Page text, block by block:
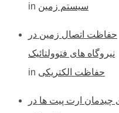
in سیستم زمین
حفاظت اتصال زمین در
نیروگاه های فتوولتائیک
in حفاظت الکتریکی
چیدمان ارت پیت ها در